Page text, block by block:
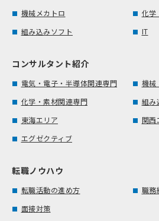
機械メカトロ
化学
組み込みソフト
IT
コンサルタント紹介
電気・電子・半導体関連専門
機械
化学・素材関連専門
組み
東海エリア
関西
エグゼクティブ
転職ノウハウ
転職活動の進め方
職務
面接対策